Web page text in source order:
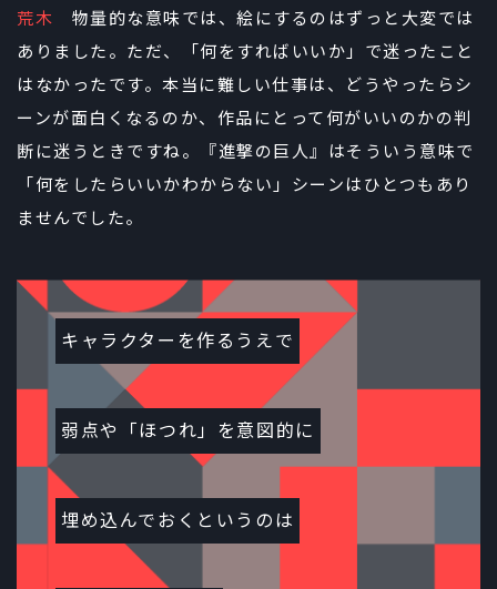
荒木 物量的な意味では、絵にするのはずっと大変では
ありました。ただ、「何をすればいいか」で迷ったこと
はなかったです。本当に難しい仕事は、どうやったらシ
ーンが面白くなるのか、作品にとって何がいいのかの判
断に迷うときですね。『進撃の巨人』はそういう意味で
「何をしたらいいかわからない」シーンはひとつもあり
ませんでした。
キャラクターを作るうえで
弱点や「ほつれ」を意図的に
埋め込んでおくというのは